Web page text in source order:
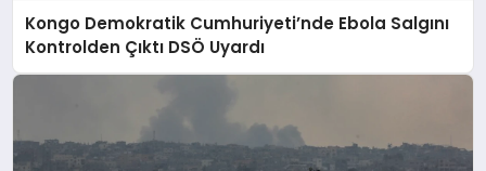
Kongo Demokratik Cumhuriyeti’nde Ebola Salgını
Kontrolden Çıktı DSÖ Uyardı